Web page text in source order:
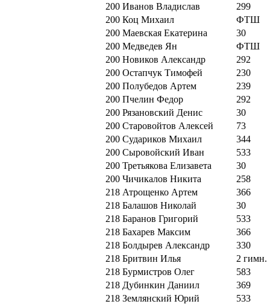
200 Иванов Владислав
299
200 Коц Михаил
ФТШ
200 Маевская Екатерина
30
200 Медведев Ян
ФТШ
200 Новиков Александр
292
200 Остапчук Тимофей
230
200 Полубедов Артем
239
200 Пчелин Федор
292
200 Рязановский Денис
30
200 Старовойтов Алексей
73
200 Судариков Михаил
344
200 Сыровойский Иван
533
200 Третьякова Елизавета
30
200 Чичикалов Никита
258
218 Атрощенко Артем
366
218 Балашов Николай
30
218 Баранов Григорий
533
218 Бахарев Максим
366
218 Болдырев Александр
330
218 Бритвин Илья
2 гимн.
218 Бурмистров Олег
583
218 Дубинкин Даниил
369
218 Землянский Юрий
533